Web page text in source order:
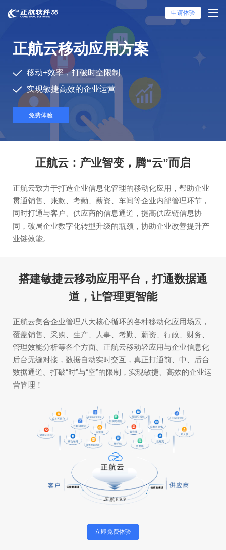
申请体验
正航云移动应用方案
移动+效率，打破时空限制
实现敏捷高效的企业运营
免费体验
正航云：产业智变，腾“云”而启
正航云致力于打造企业信息化管理的移动化应用，帮助企业
贯通销售、账款、考勤、薪资、车间等企业内部管理环节，
同时打通与客户、供应商的信息通道，提高供应链信息协
同，破局企业数字化转型升级的瓶颈，协助企业改善提升产
业链效能。
搭建敏捷云移动应用平台，打通数据通
道，让管理更智能
正航云集合企业管理八大核心循环的各种移动化应用场景，
覆盖销售、采购、生产、人事、考勤、薪资、行政、财务、
管理效能分析等各个方面。正航云移动轻应用与企业信息化
后台无缝对接，数据自动实时交互，真正打通前、中、后台
数据通道。打破“时”与“空”的限制，实现敏捷、高效的企业运
营管理！
立即免费体验